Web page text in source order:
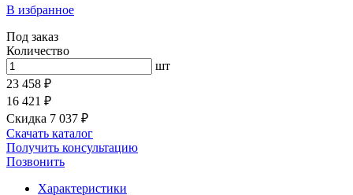
В избранное
Под заказ
Количество
шт
23 458 ₽
16 421 ₽
Скидка 7 037 ₽
Скачать каталог
Получить консультацию
Позвонить
Характеристики